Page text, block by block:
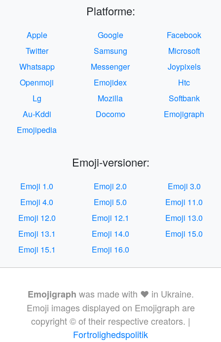
Platforme:
Apple Google
Facebook
Twitter
Samsung
Microsoft
Whatsapp
Messenger
Joypixels
Openmoji
Emojidex
Htc
Lg
Mozilla
Softbank
Au-Kddi
Docomo
Emojigraph
Emojipedia
Emoji-versioner:
Emoji 1.0 Emoji 2.0
Emoji 3.0
Emoji 4.0
Emoji 5.0
Emoji 11.0
Emoji 12.0
Emoji 12.1
Emoji 13.0
Emoji 13.1
Emoji 14.0
Emoji 15.0
Emoji 15.1
Emoji 16.0
Emojigraph was made with ❤️ in Ukraine.
Emoji images displayed on Emojigraph are
copyright © of their respective creators. |
Fortrolighedspolitik